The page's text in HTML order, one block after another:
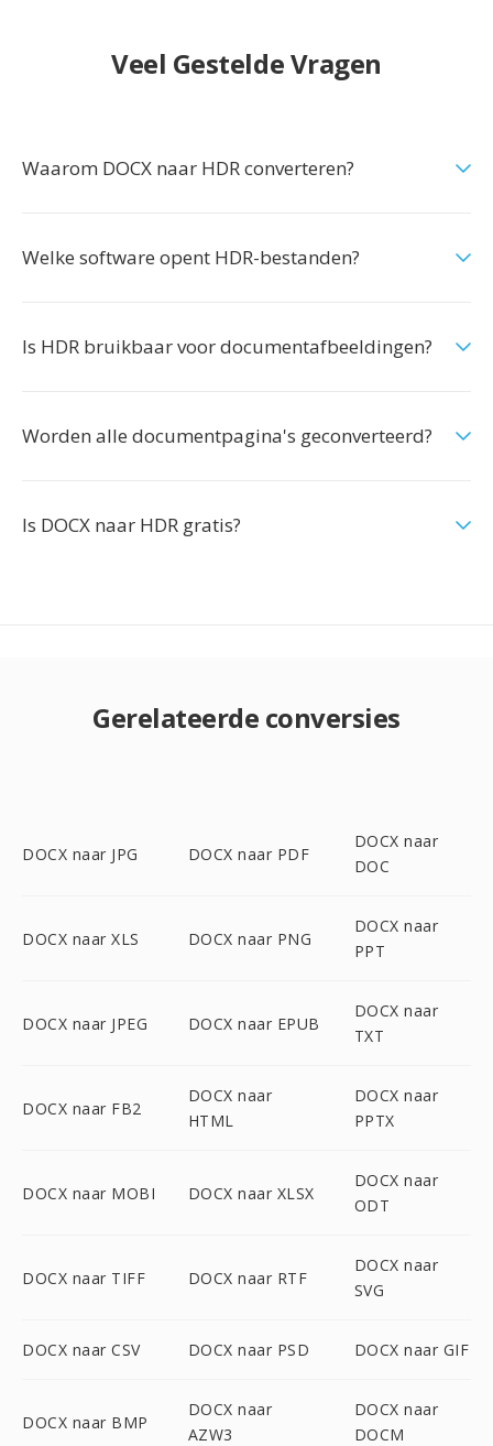
Veel Gestelde Vragen
Waarom DOCX naar HDR converteren?
Welke software opent HDR-bestanden?
Is HDR bruikbaar voor documentafbeeldingen?
Worden alle documentpagina's geconverteerd?
Is DOCX naar HDR gratis?
Gerelateerde conversies
DOCX naar JPG DOCX naar PDF
DOCX naar
DOC
DOCX naar XLS DOCX naar PNG
DOCX naar
PPT
DOCX naar JPEG DOCX naar EPUB
DOCX naar
TXT
DOCX naar FB2
DOCX naar
HTML
DOCX naar
PPTX
DOCX naar MOBI DOCX naar XLSX
DOCX naar
ODT
DOCX naar TIFF DOCX naar RTF
DOCX naar
SVG
DOCX naar CSV DOCX naar PSD DOCX naar GIF
DOCX naar BMP
DOCX naar
AZW3
DOCX naar
DOCM